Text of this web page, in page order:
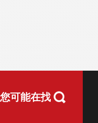
您可能在找